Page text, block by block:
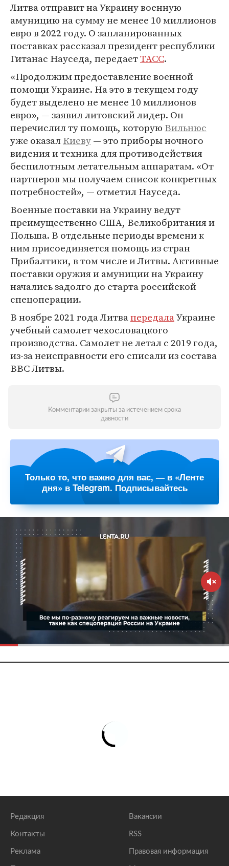
Литва отправит на Украину военную
амуницию на сумму не менее 10 миллионов
евро в 2022 году. О запланированных
поставках рассказал президент республики
Гитанас Науседа, передаетТАСС.
«Продолжим предоставление военной
помощи Украине. На это в текущем году
будет выделено не менее 10 миллионов
евро», — заявил литовский лидер. Он
перечислил ту помощь, которую Вильнюс
уже оказалКиеву— это приборы ночного
видения и техника для противодействия
беспилотным летательным аппаратам. «От
партнеров мы получаем список конкретных
потребностей», — отметил Науседа.
Военные поставки на Украину ведут
преимущественно США, Великобритания и
Польша. В отдельные периоды времени к
ним присоединяется помощь из стран
Прибалтики, в том числе и Литвы. Активные
поставки оружия и амуниции на Украину
начались задолго до старта российской
спецоперации.
В ноябре 2021 года ЛитвапередалаУкраине
учебный самолет чехословацкого
производства. Самолет не летал с 2019 года,
из-за неисправности его списали из состава
ВВС Литвы.
Комментарии закрыты за истечением срока
давности
Только то, что важно для вас, — в «Ленте
дня» в Telegram. Подписывайтесь
Редакция
Контакты
Реклама
Вакансии
RSS
Правовая информация